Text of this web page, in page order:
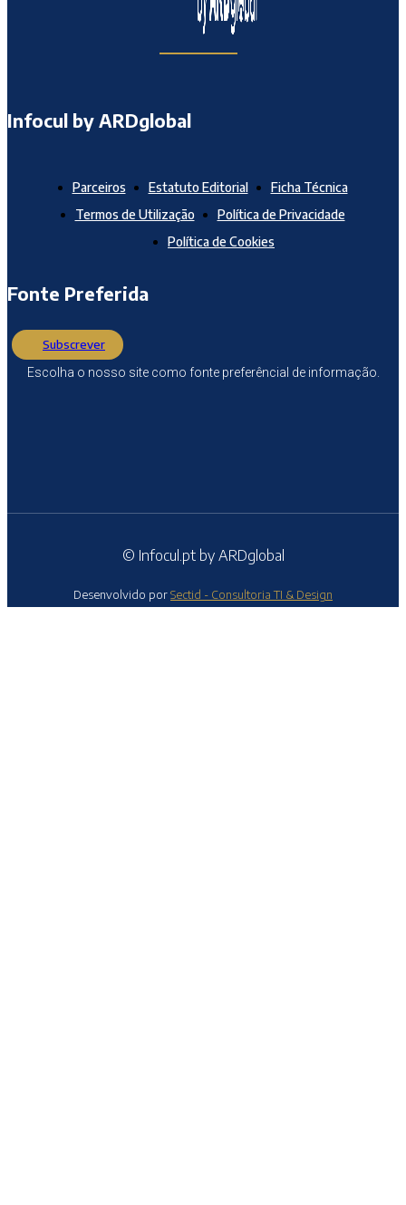
Infocul by ARDglobal
Parceiros Estatuto Editorial
Ficha Técnica
Termos de Utilização
Política de Privacidade
Política de Cookies
Fonte Preferida
Subscrever
Escolha o nosso site como fonte preferêncial de informação.
© Infocul.pt by ARDglobal
Desenvolvido porSectid - Consultoria TI & Design